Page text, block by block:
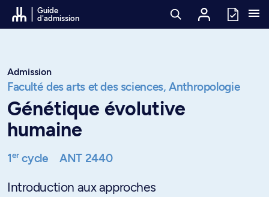
Passer au contenu
Guide
d'admission
Admission
Faculté des arts et des sciences, Anthropologie
Génétique évolutive
humaine
1ercycle ANT 2440
Introduction aux approches